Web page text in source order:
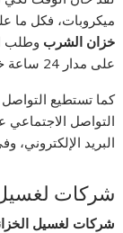
ميكروبات، فكل ما
خزان الشرب وطلب
على مدار 24 ساعة خلال اليوم.
كما تستطيع
التواصل الاجتماعي
البريد
شركات لغسيل
شركات لغسيل